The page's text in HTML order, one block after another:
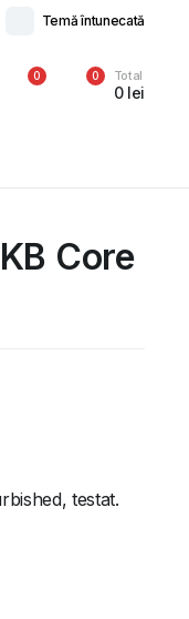
Temă întunecată
0 0 Total
0 lei
Core
testat.